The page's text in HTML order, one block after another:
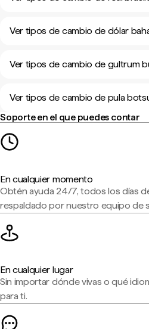
Ver tipos de cambio de dólar
Ver tipos de cambio de gultrum
Ver tipos de cambio de pula
Soporte en el que puedes contar
En cualquier momento
Obtén ayuda 24/7, todos los días
respaldado por nuestro equipo de
En cualquier lugar
Sin importar dónde vivas o qué
para ti.